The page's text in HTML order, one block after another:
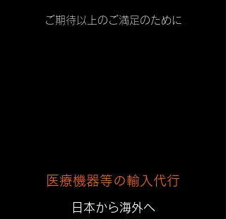
ご期待以上のご満足のために
​​医療機器等の輸入代行
日本から海外へ